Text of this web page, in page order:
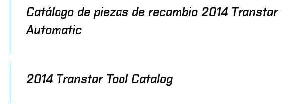
Catálogo de piezas de recambio 2014 Transtar
Automatic
2014 Transtar Tool Catalog